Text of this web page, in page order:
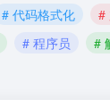
# 代码格式化 #
# 程序员 #